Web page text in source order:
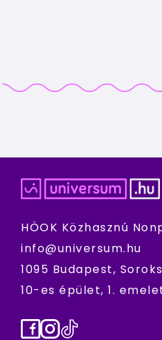
HÖOK Közhasznú
info@universum.hu
1095 Budapest,
10-es épület, 1.
Facebook
Instagram
TikTok